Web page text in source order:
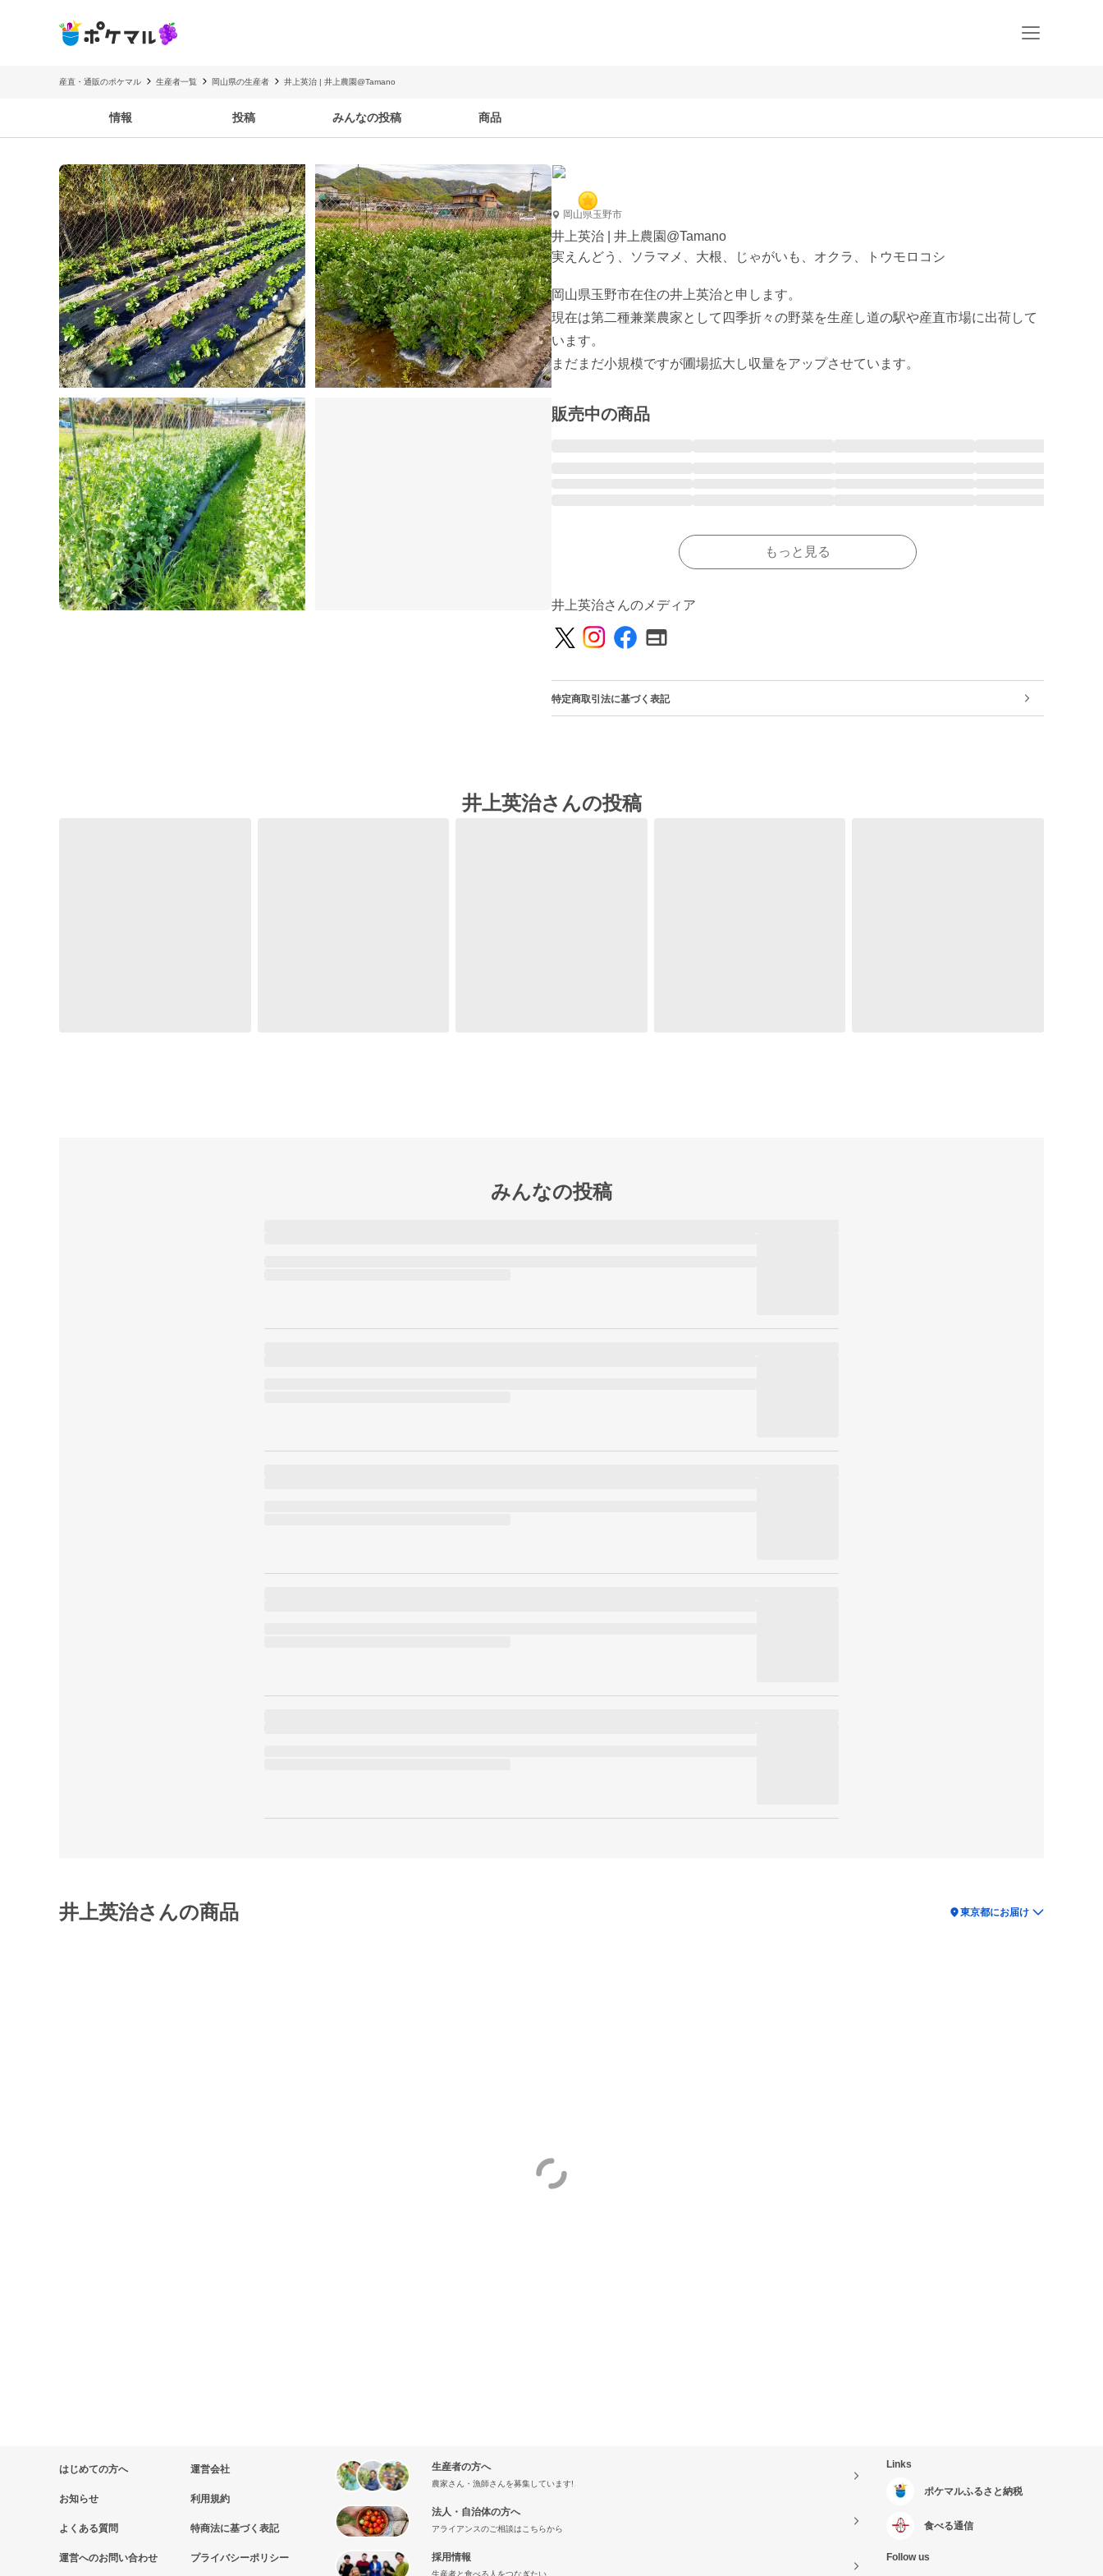
産直・通販のポケマル 生産者一覧 岡山県の生産者 井上英治 | 井上農園@Tamano
情報 投稿 みんなの投稿 商品
岡山県玉野市
井上英治 | 井上農園@Tamano
実えんどう、ソラマメ、大根、じゃがいも、オクラ、トウモロコシ
岡山県玉野市在住の井上英治と申します。
現在は第二種兼業農家として四季折々の野菜を生産し道の駅や産直市場に出荷して
います。
まだまだ小規模ですが圃場拡大し収量をアップさせています。
販売中の商品
もっと見る
井上英治さんのメディア
特定商取引法に基づく表記
井上英治さんの投稿
みんなの投稿
井上英治さんの商品 location_on東京都にお届け
はじめての方へ
お知らせ
よくある質問
運営へのお問い合わせ
運営会社
利用規約
特商法に基づく表記
プライバシーポリシー
生産者の方へ
農家さん・漁師さんを募集しています!
法人・自治体の方へ
アライアンスのご相談はこちらから
採用情報
生産者と食べる人をつなぎたい
Links
ポケマルふるさと納税
食べる通信
Follow us